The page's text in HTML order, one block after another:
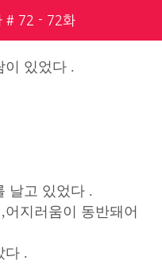
# 72 - 72화
이 있었다 .
날고 있었다 .
지러움이 동반돼어
다 .